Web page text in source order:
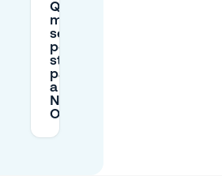
Qual è il
modo più
semplice
per evitare
stress da
parcheggio
a Utrecht
Noord-
Oost?